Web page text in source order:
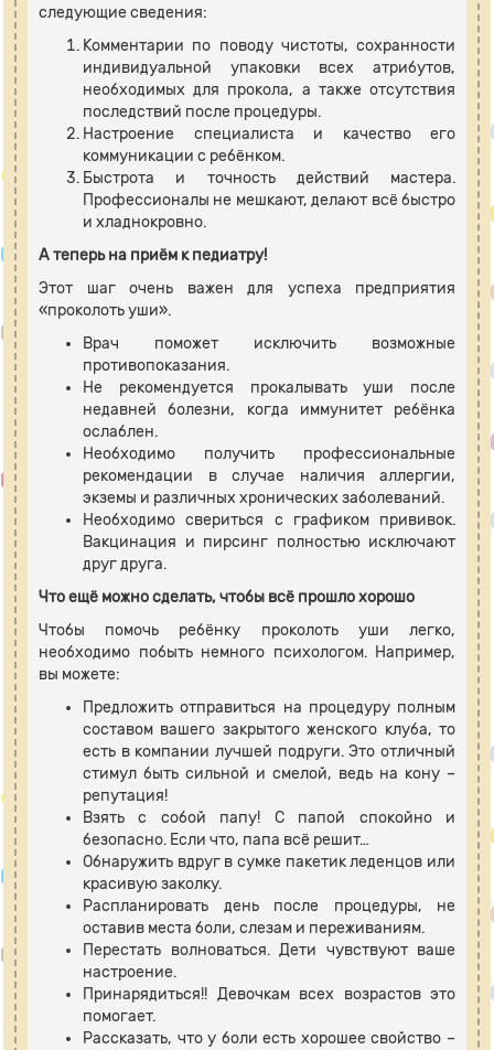
следующие сведения:
Комментарии по поводу чистоты, сохранности
индивидуальной упаковки всех атрибутов,
необходимых для прокола, а также отсутствия
последствий после процедуры.
Настроение специалиста и качество его
коммуникации с ребёнком.
Быстрота и точность действий мастера.
Профессионалы не мешкают, делают всё быстро
и хладнокровно.
А теперь на приём к педиатру!
Этот шаг очень важен для успеха предприятия
«проколоть уши».
Врач поможет исключить возможные
противопоказания.
Не рекомендуется прокалывать уши после
недавней болезни, когда иммунитет ребёнка
ослаблен.
Необходимо получить профессиональные
рекомендации в случае наличия аллергии,
экземы и различных хронических заболеваний.
Необходимо свериться с графиком прививок.
Вакцинация и пирсинг полностью исключают
друг друга.
Что ещё можно сделать, чтобы всё прошло хорошо
Чтобы помочь ребёнку проколоть уши легко,
необходимо побыть немного психологом. Например,
вы можете:
Предложить отправиться на процедуру полным
составом вашего закрытого женского клуба, то
есть в компании лучшей подруги. Это отличный
стимул быть сильной и смелой, ведь на кону –
репутация!
Взять с собой папу! С папой спокойно и
безопасно. Если что, папа всё решит…
Обнаружить вдруг в сумке пакетик леденцов или
красивую заколку.
Распланировать день после процедуры, не
оставив места боли, слезам и переживаниям.
Перестать волноваться. Дети чувствуют ваше
настроение.
Принарядиться!! Девочкам всех возрастов это
помогает.
Рассказать, что у боли есть хорошее свойство –